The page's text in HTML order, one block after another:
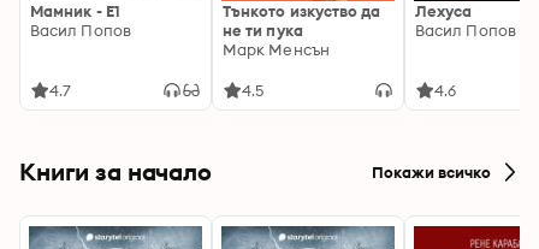
Мамник - E1
Васил Попов
4.7
Тънкото изкуство да
не ти пука
Марк Менсън
4.5
Лехуса
Васил Попов
4.6
Книги за начало Покажи всичко